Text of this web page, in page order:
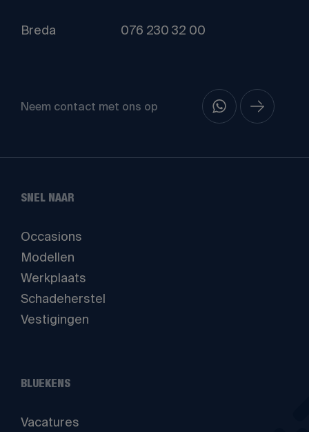
Breda 076 230 32 00
Neem contact met ons op
SNEL NAAR
Occasions
Modellen
Werkplaats
Schadeherstel
Vestigingen
BLUEKENS
Vacatures